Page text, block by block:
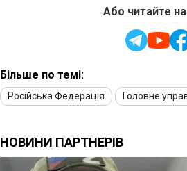
Або читайте
Більше по темі:
Російська Федерація Головне